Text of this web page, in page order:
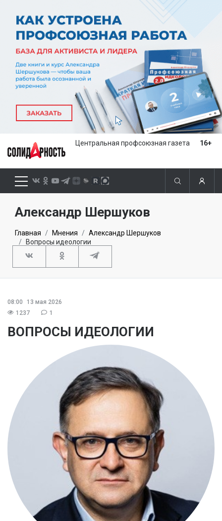
Центральная профсоюзная газета 16+
Александр Шершуков
Главная Мнения
Александр Шершуков
Вопросы идеологии
08:00
13 мая 2026
1237
1
ВОПРОСЫ ИДЕОЛОГИИ